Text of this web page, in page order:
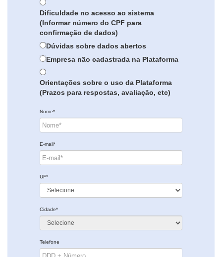
Dificuldade no acesso ao sistema
(Informar número do CPF para
confirmação de dados)
Dúvidas sobre dados abertos
Empresa não cadastrada na Plataforma
Orientações sobre o uso da Plataforma
(Prazos para respostas, avaliação, etc)
Nome*
E-mail*
UF*
Cidade*
Telefone